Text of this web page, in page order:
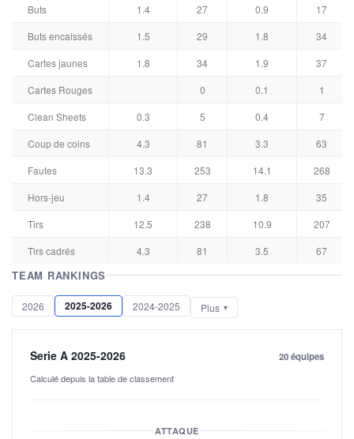
Buts 1.4 27 0.9
17
Buts encaissés
1.5 29 1.8
34
Cartes jaunes
1.8 34 1.9
37
Cartes Rouges
0 0.1
1
Clean Sheets
0.3 5 0.4
7
Coup de coins
4.3 81 3.3
63
Fautes
13.3 253 14.1
268
Hors-jeu
1.4 27 1.8
35
Tirs
12.5 238 10.9
207
Tirs cadrés
4.3 81 3.5 67
TEAM RANKINGS
2026 2025-2026 2024-2025 Plus
Serie A 2025-2026
Calculé depuis la table de classement
20 équipes
ATTAQUE